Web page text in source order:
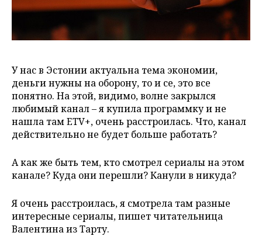
У нас в Эстонии актуальна тема экономии,
деньги нужны на оборону, то и се, это все
понятно. На этой, видимо, волне закрылся
любимый канал – я купила программку и не
нашла там ETV+, очень расстроилась. Что, канал
действительно не будет больше работать?
А как же быть тем, кто смотрел сериалы на этом
канале? Куда они перешли? Канули в никуда?
Я очень расстроилась, я смотрела там разные
интересные сериалы, пишет читательница
Валентина из Тарту.